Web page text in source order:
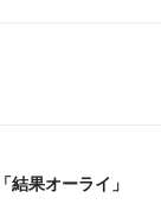
果オーライ」